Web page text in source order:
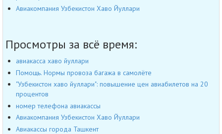
Авиакомпания Узбекистон Хаво Йуллари
Просмотры за всё время:
авиакасса хаво йуллари
Помощь. Нормы провоза багажа в самолёте
"Узбекистон хаво йуллари": повышение цен авиабилетов на 20
процентов
номер телефона авиакассы
Авиакомпания Узбекистон Хаво Йуллари
Авиакассы города Ташкент